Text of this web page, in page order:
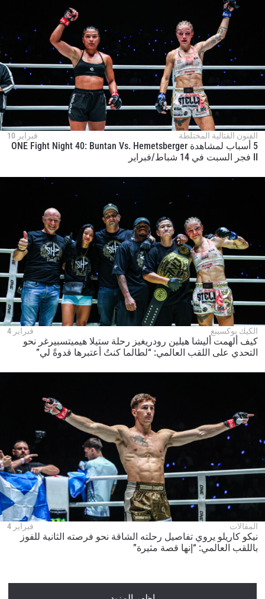
الفنون القتالية المختلطة فبراير 10
5 أسباب لمشاهدة ONE Fight Night 40: Buntan Vs. Hemetsberger
II فجر السبت في 14 شباط/فبراير
الكيك بوكسينغ فبراير 4
كيف ألهمت أليشا هيلين رودريغيز رحلة ستيلا هيميتسبيرغر نحو
التحدي على اللقب العالمي: “لطالما كنتُ أعتبرها قدوةً لي”
المقالات فبراير 4
نيكو كاريلو يروي تفاصيل رحلته الشاقة نحو فرصته الثانية للفوز
باللقب العالمي: “إنها قصة مثيرة”